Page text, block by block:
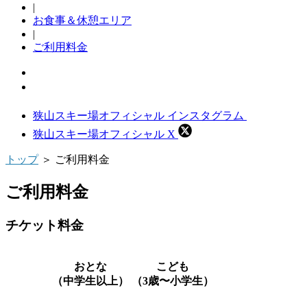
|
お食事＆休憩エリア
|
ご利用料金
狭山スキー場オフィシャル インスタグラム
狭山スキー場オフィシャル X
トップ＞ ご利用料金
ご利用料金
チケット料金
おとな
（中学生以上）
こども
（3歳〜小学生）